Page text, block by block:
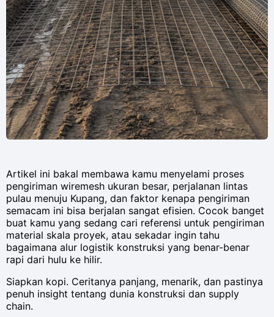
Artikel ini bakal membawa kamu menyelami proses
pengiriman wiremesh ukuran besar, perjalanan lintas
pulau menuju Kupang, dan faktor kenapa pengiriman
semacam ini bisa berjalan sangat efisien. Cocok banget
buat kamu yang sedang cari referensi untuk pengiriman
material skala proyek, atau sekadar ingin tahu
bagaimana alur logistik konstruksi yang benar-benar
rapi dari hulu ke hilir.
Siapkan kopi. Ceritanya panjang, menarik, dan pastinya
penuh insight tentang dunia konstruksi dan supply
chain.